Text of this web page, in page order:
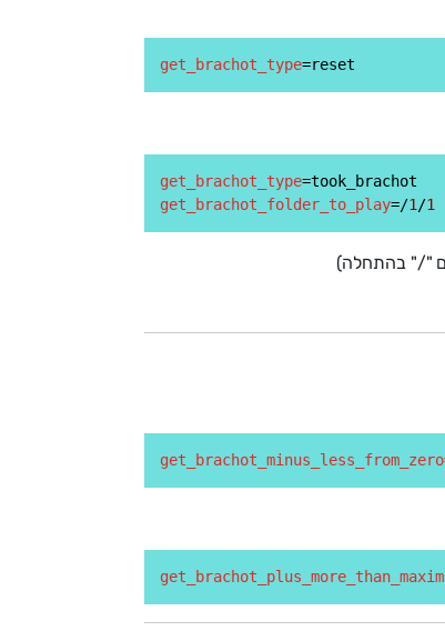
get_brachot_type
get_brachot_type
get_brachot_folder_to_play=/1/1
get_brachot_minus_less_from_zero